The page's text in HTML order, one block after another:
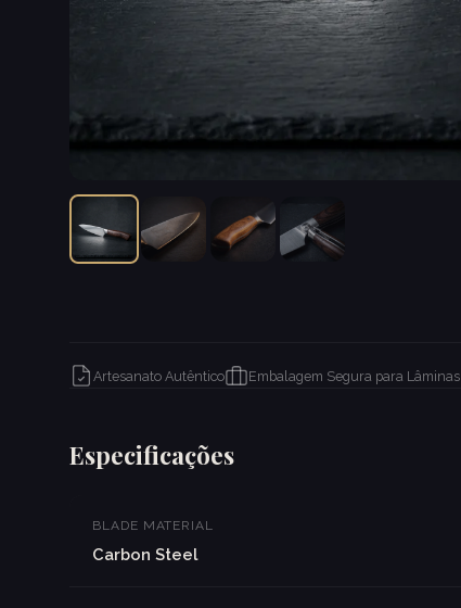
Artesanato Autêntico Embalagem Segura para Lâminas
Especificações
BLADE MATERIAL
Carbon Steel